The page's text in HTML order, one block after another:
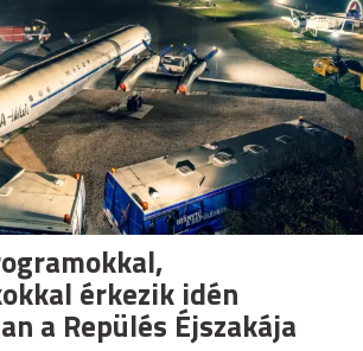
érkezik idén
a Repülés Éjszakája